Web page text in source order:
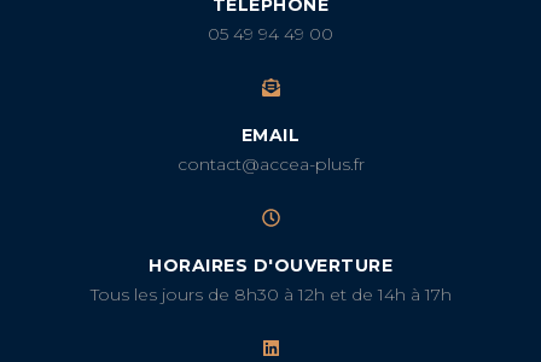
05 49 94 49 00
EMAIL
contact@accea-plus.fr
HORAIRES D'OUVERTURE
Tous les jours de 8h30 à 12h et de 14h à 17h